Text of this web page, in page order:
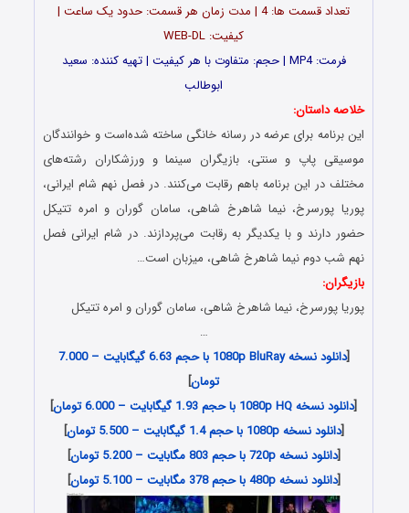
تعداد قسمت ها: 4 | مدت زمان هر قسمت: حدود یک ساعت |
کیفیت: WEB-DL
فرمت: MP4 | حجم: متفاوت با هر کیفیت | تهیه کننده: سعید
ابوطالب
خلاصه داستان:
این برنامه برای عرضه در رسانه خانگی ساخته شده‌است و خوانندگان
موسیقی پاپ و سنتی، بازیگران سینما و ورزشکاران رشته‌های
مختلف در این برنامه باهم رقابت می‌کنند. در فصل نهم شام ایرانی،
پوریا پورسرخ، نیما شاهرخ شاهی، سامان گوران و امره تتیکل
حضور دارند و با یکدیگر به رقابت می‌پردازند. در شام ایرانی فصل
نهم شب دوم نیما شاهرخ شاهی، میزبان است…
بازیگران:
پوریا پورسرخ، نیما شاهرخ شاهی، سامان گوران و امره تتیکل
…
[
دانلود نسخه 1080p BluRay با حجم 6.63 گیگابایت – 7.000
تومان]
[دانلود نسخه 1080p HQ با حجم 1.93 گیگابایت – 6.000 تومان
]
[دانلود نسخه 1080p با حجم 1.4 گیگابایت – 5.500 تومان
]
[دانلود نسخه 720p با حجم 803 مگابایت – 5.200 تومان
]
[دانلود نسخه 480p با حجم 378 مگابایت – 5.100 تومان ]